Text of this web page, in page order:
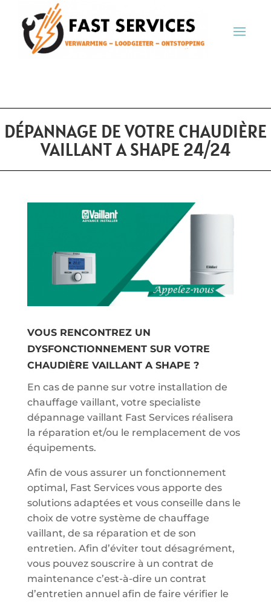
DÉPANNAGE DE VOTRE CHAUDIÈRE
VAILLANT A SHAPE 24/24
VOUS RENCONTREZ UN
DYSFONCTIONNEMENT SUR VOTRE
CHAUDIÈRE VAILLANT A SHAPE ?
En cas de panne sur votre installation de
chauffage vaillant, votre specialiste
dépannage vaillant Fast Services réalisera
la réparation et/ou le remplacement de vos
équipements.
Afin de vous assurer un fonctionnement
optimal, Fast Services vous apporte des
solutions adaptées et vous conseille dans le
choix de votre système de chauffage
vaillant, de sa réparation et de son
entretien. Afin d’éviter tout désagrément,
vous pouvez souscrire à un contrat de
maintenance c’est-à-dire un contrat
d’entretien annuel afin de faire vérifier le